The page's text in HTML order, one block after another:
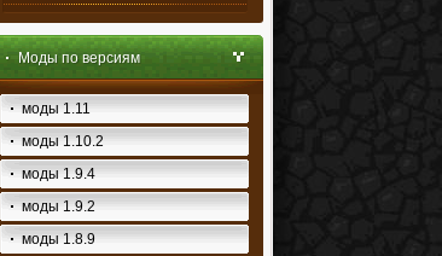
Моды по версиям
моды 1.11
моды 1.10.2
моды 1.9.4
моды 1.9.2
моды 1.8.9